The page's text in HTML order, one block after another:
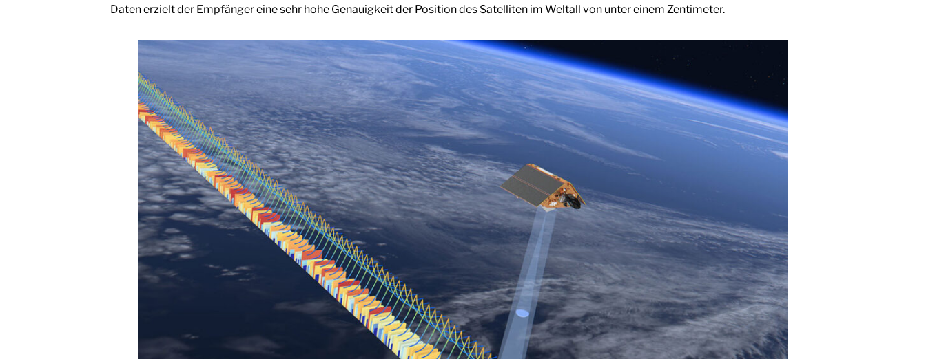
Daten erzielt der Empfänger eine sehr hohe Genauigkeit der Position des Satelliten im Weltall von unter einem Zentimeter.